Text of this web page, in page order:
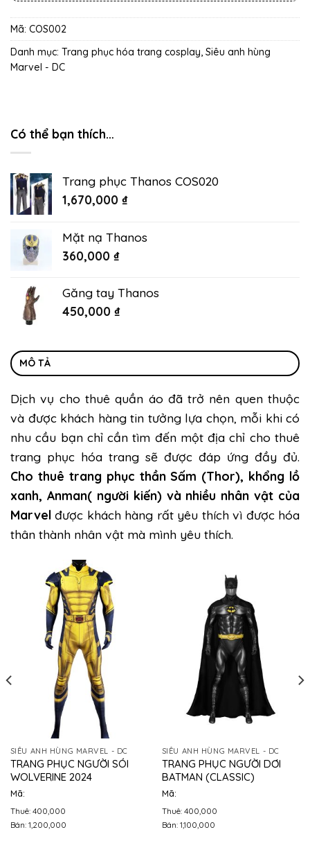
Mã: COS002
Danh mục: Trang phục hóa trang cosplay Siêu anh hùng
Marvel - DC
Có thể bạn thích…
Trang phục Thanos COS020
1,670,000 ₫
Mặt nạ Thanos
360,000 ₫
Găng tay Thanos
450,000 ₫
MÔ TẢ
Dịch vụ cho thuê quần áo đã trở nên quen thuộc
và được khách hàng tin tưởng lựa chọn, mỗi khi có
nhu cầu bạn chỉ cần tìm đến một địa chỉ cho thuê
trang phục hóa trang sẽ được đáp ứng đầy đủ.
Cho thuê trang phục thần Sấm (Thor), khổng lồ
xanh, Anman( người kiến) và nhiều nhân vật của
Marvelđược khách hàng rất yêu thích vì được hóa
thân thành nhân vật mà mình yêu thích.
SIÊU ANH HÙNG MARVEL - DC
TRANG PHỤC NGƯỜI SÓI
WOLVERINE 2024
Mã:
Thuê: 400,000
Bán: 1,200,000
SIÊU ANH HÙNG MARVEL - DC
TRANG PHỤC NGƯỜI DƠI
BATMAN (CLASSIC)
Mã:
Thuê: 400,000
Bán: 1,100,000